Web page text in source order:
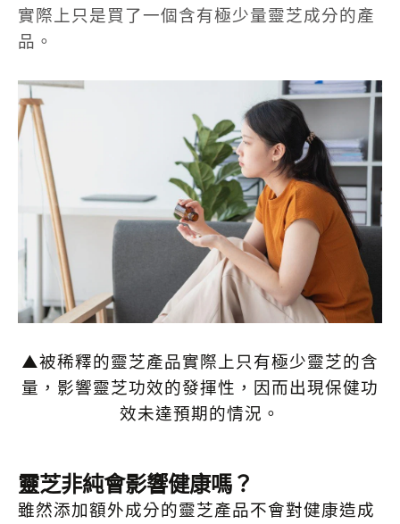
實際上只是買了一個含有極少量靈芝成分的產
品。
▲被稀釋的靈芝產品實際上只有極少靈芝的含
量，影響靈芝功效的發揮性，因而出現保健功
效未達預期的情況。
靈芝非純會影響健康嗎？
雖然添加額外成分的靈芝產品不會對健康造成